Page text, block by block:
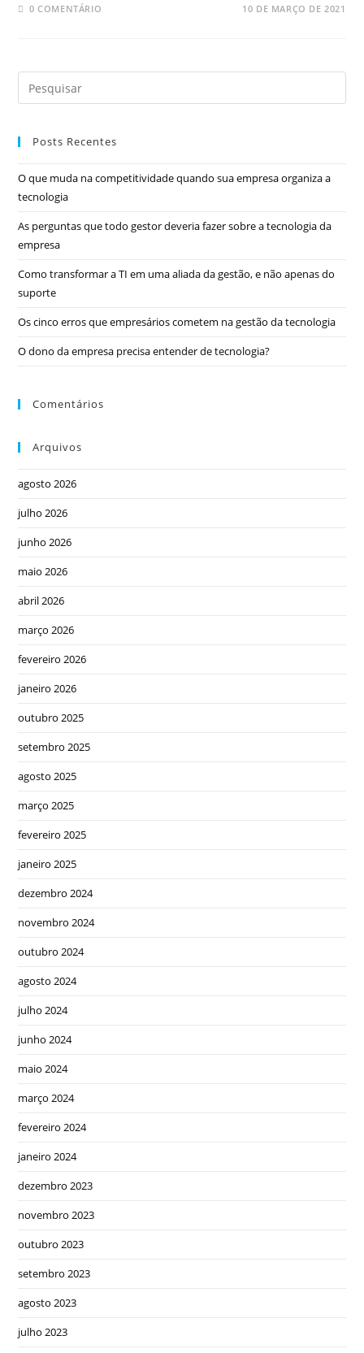
0 COMENTÁRIO 10 DE MARÇO DE 2021
Posts Recentes
O que muda na competitividade quando sua empresa organiza a
tecnologia
As perguntas que todo gestor deveria fazer sobre a tecnologia da
empresa
Como transformar a TI em uma aliada da gestão, e não apenas do
suporte
Os cinco erros que empresários cometem na gestão da tecnologia
O dono da empresa precisa entender de tecnologia?
Comentários
Arquivos
agosto 2026
julho 2026
junho 2026
maio 2026
abril 2026
março 2026
fevereiro 2026
janeiro 2026
outubro 2025
setembro 2025
agosto 2025
março 2025
fevereiro 2025
janeiro 2025
dezembro 2024
novembro 2024
outubro 2024
agosto 2024
julho 2024
junho 2024
maio 2024
março 2024
fevereiro 2024
janeiro 2024
dezembro 2023
novembro 2023
outubro 2023
setembro 2023
agosto 2023
julho 2023